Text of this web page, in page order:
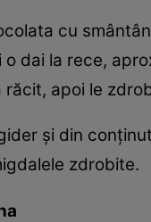
cu
dai la rece,
răcit, apoi le
şi din
zdrobite.